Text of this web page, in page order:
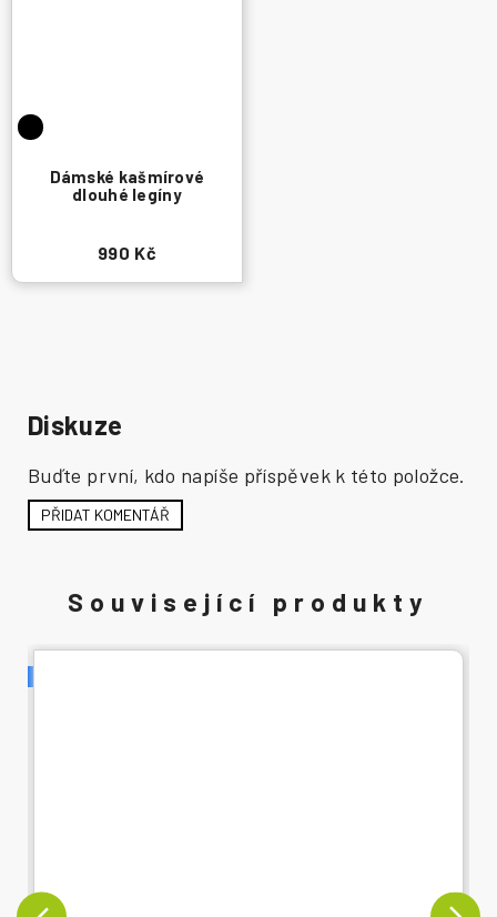
Dámské kašmírové
dlouhé legíny
990 Kč
Diskuze
Buďte první, kdo napíše příspěvek k této položce.
PŘIDAT KOMENTÁŘ